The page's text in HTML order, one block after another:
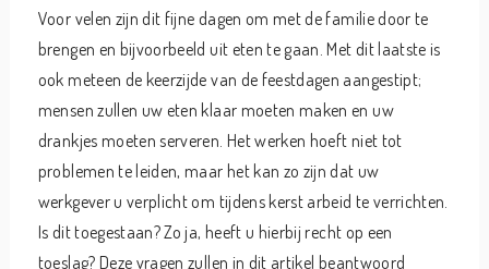
Voor velen zijn dit fijne dagen om met de familie door te
brengen en bijvoorbeeld uit eten te gaan. Met dit laatste is
ook meteen de keerzijde van de feestdagen aangestipt;
mensen zullen uw eten klaar moeten maken en uw
drankjes moeten serveren. Het werken hoeft niet tot
problemen te leiden, maar het kan zo zijn dat uw
werkgever u verplicht om tijdens kerst arbeid te verrichten.
Is dit toegestaan? Zo ja, heeft u hierbij recht op een
toeslag? Deze vragen zullen in dit artikel beantwoord